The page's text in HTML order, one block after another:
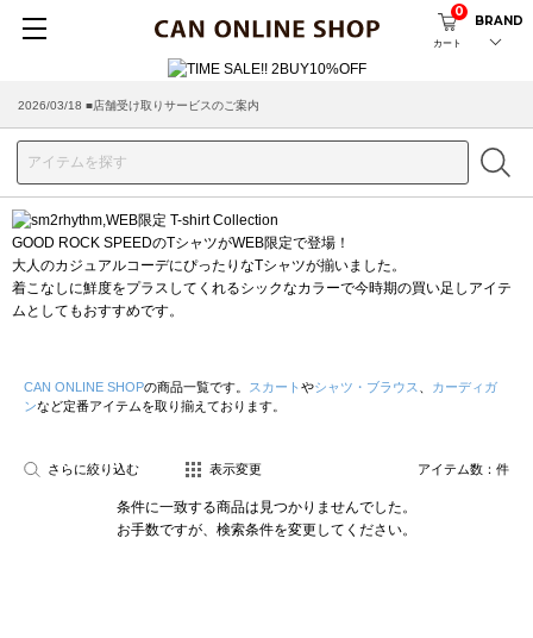
カート
0
BRAND
2026/03/18 ■店舗受け取りサービスのご案内
GOOD ROCK SPEEDのTシャツがWEB限定で登場！
大人のカジュアルコーデにぴったりなTシャツが揃いました。
着こなしに鮮度をプラスしてくれるシックなカラーで今時期の買い足しアイテ
ムとしてもおすすめです。
CAN ONLINE SHOPの商品一覧です。 スカート やシャツ・ブラウス
カーディガ
ンなど定番アイテムを取り揃えております。
さらに絞り込む 表示変更 アイテム数： 件
条件に一致する商品は見つかりませんでした。
お手数ですが、検索条件を変更してください。